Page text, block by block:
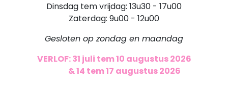
Dinsdag tem vrijdag: 13u30 - 17u00
Zaterdag: 9u00 - 12u00
Gesloten op zondag en maandag
VERLOF: 31 juli tem 10 augustus 2026
& 14 tem 17 augustus 2026